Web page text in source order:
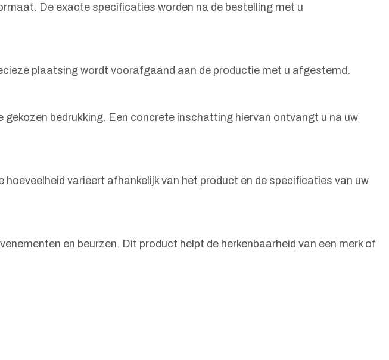
De exacte specificaties worden na de bestelling met u
plaatsing wordt voorafgaand aan de productie met u afgestemd.
bedrukking. Een concrete inschatting hiervan ontvangt u na uw
varieert afhankelijk van het product en de specificaties van uw
en beurzen. Dit product helpt de herkenbaarheid van een merk of